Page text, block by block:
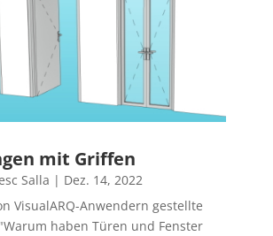
mit Griffen
Salla | Dez. 14, 2022
VisualARQ-Anwendern gestellte
haben Türen und Fenster